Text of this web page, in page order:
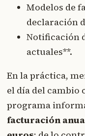
Modelos de
declaración
Notificación
actuales**.
En la práctica,
el día del cambio
programa
facturación